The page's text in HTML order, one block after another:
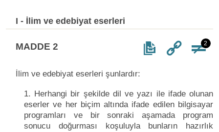
I - İlim ve edebiyat eserleri
MADDE 2 2
İlim ve edebiyat eserleri şunlardır:
1. Herhangi bir şekilde dil ve yazı ile ifade olunan
eserler ve her biçim altında ifade edilen bilgisayar
programları ve bir sonraki aşamada program
sonucu doğurması koşuluyla bunların hazırlık